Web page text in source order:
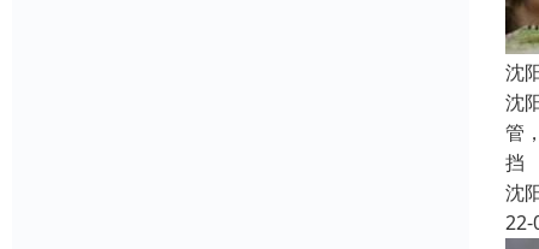
沈
沈
管
挡
沈
22-